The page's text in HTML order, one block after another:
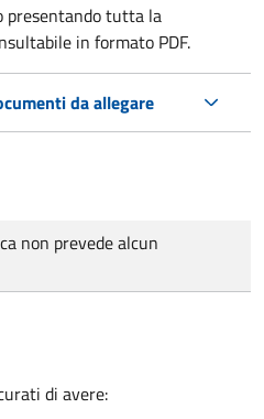
presentando tutta la
in formato PDF.
da allegare
non prevede alcun
di avere: